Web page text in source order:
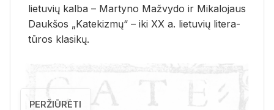
lie­tu­vių kal­ba – Mar­ty­no Ma­žvy­do ir Mi­ka­lo­jaus
Dauk­šos „Ka­te­kiz­mų“ – iki XX a. lie­tu­vių li­te­ra­
tū­ros kla­si­kų.
PERŽIŪRĖTI